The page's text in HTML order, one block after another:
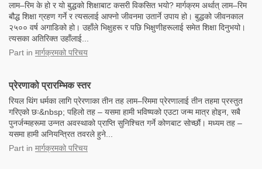
लाम–रिम के हो र यो बुद्धको शिक्षाबाट कसरी विकसित भयो? मार्गक्रम अर्थात् लाम–रिम
बौद्ध शिक्षा ग्रहण गर्ने र त्यसलाई आफ्नो जीवनमा उतार्ने उपाय हो। बुद्धको जीवनकाल
२५०० वर्ष अगाडिको हो। उहाँले भिक्षुहरू र पछि भिक्षुणीहरूलाई समेत शिक्षा दिनुभयो।
त्यसका अतिरिक्त उहाँलाई...
Part in मार्गक्रमको परिचय
प्रेरणाको प्रारम्भिक स्तर
रियल थिंग धर्मका लागि प्रेरणाका तीन तह लाम–रिममा प्रेरणालाई तीन तहमा प्रस्तुत
गरिएको छः&nbsp; पहिलो तह – यसमा हामी भविष्यको एउटा जन्म मात्र होइन, सबै
पुनर्जन्महरूमा उन्नत अवस्थाको प्राप्ति सुनिश्चित गर्ने कोणबाट सोच्छौं। मध्यम तह –
यसमा हामी अनियन्त्रित तवरले हुने...
Part in मार्गक्रमको परिचय